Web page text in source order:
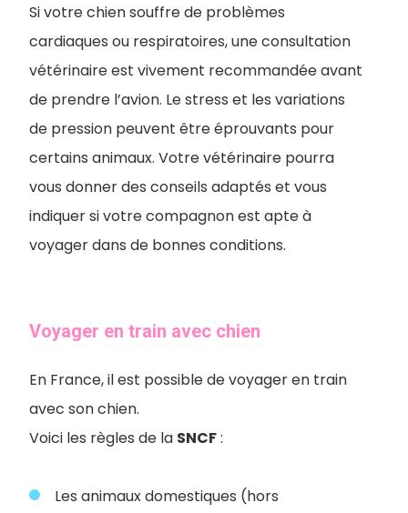
Si votre chien souffre de problèmes
cardiaques ou respiratoires, une consultation
vétérinaire est vivement recommandée avant
de prendre l’avion. Le stress et les variations
de pression peuvent être éprouvants pour
certains animaux. Votre vétérinaire pourra
vous donner des conseils adaptés et vous
indiquer si votre compagnon est apte à
voyager dans de bonnes conditions.
Voyager en train avec chien
En France, il est possible de voyager en train
avec son chien.
Voici les règles de la SNCF:
Les animaux domestiques (hors